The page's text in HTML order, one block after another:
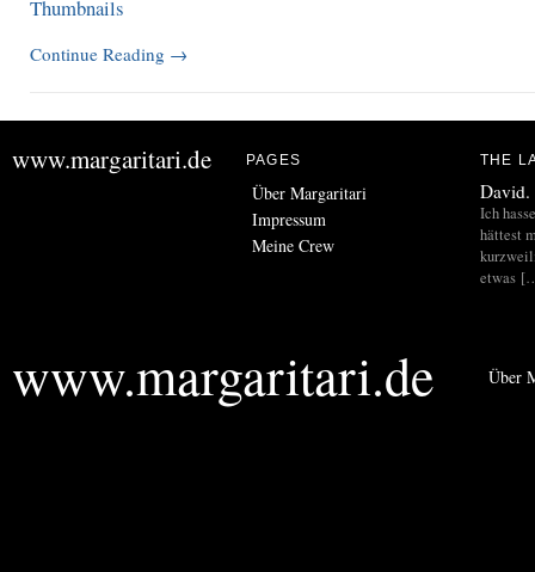
Continue Reading →
www.margaritari.de PAGES
Über Margaritari
Impressum
Meine Crew
THE
David.
Ich
hättest
etwas
www.margaritari.de Über